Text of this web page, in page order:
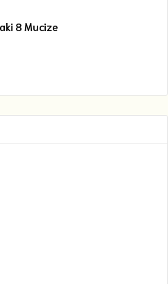
8 Mucize